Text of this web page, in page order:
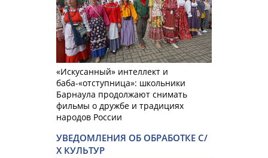
«Искусанный» интеллект и
баба-«отступница»: школьники
Барнаула продолжают снимать
фильмы о дружбе и традициях
народов России
УВЕДОМЛЕНИЯ ОБ ОБРАБОТКЕ С/
Х КУЛЬТУР